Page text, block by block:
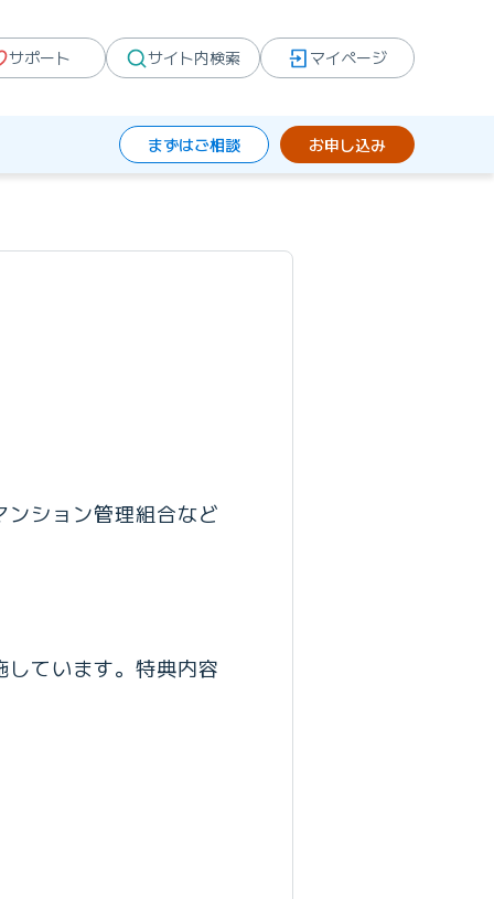
サポート サイト内検索 マイページ
まずはご相談 お申し込み
ション管理組合など
ています。特典内容